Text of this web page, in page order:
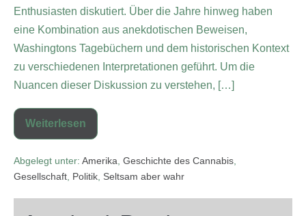
Enthusiasten diskutiert. Über die Jahre hinweg haben
eine Kombination aus anekdotischen Beweisen,
Washingtons Tagebüchern und dem historischen Kontext
zu verschiedenen Interpretationen geführt. Um die
Nuancen dieser Diskussion zu verstehen, […]
Weiterlesen
Abgelegt unter: Amerika, Geschichte des Cannabis,
Gesellschaft, Politik, Seltsam aber wahr